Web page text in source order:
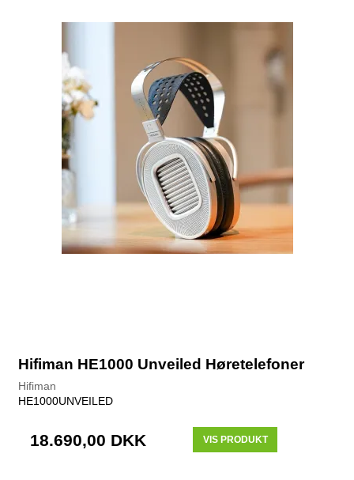
Hifiman HE1000 Unveiled Høretelefoner
Hifiman
HE1000UNVEILED
18.690,00 DKK VIS PRODUKT